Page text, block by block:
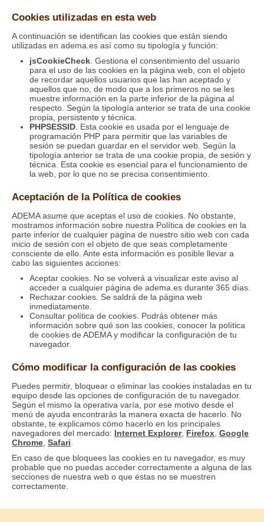
Cookies utilizadas en esta web
A continuación se identifican las cookies que están siendo
utilizadas en adema.es así como su tipología y función:
jsCookieCheck . Gestiona el consentimiento del usuario
para el uso de las cookies en la página web, con el objeto
de recordar aquellos usuarios que las han aceptado y
aquellos que no, de modo que a los primeros no se les
muestre información en la parte inferior de la página al
respecto. Según la tipología anterior se trata de una cookie
propia, persistente y técnica.
PHPSESSID . Esta cookie es usada por el lenguaje de
programación PHP para permitir que las variables de
sesión se puedan guardar en el servidor web. Según la
tipología anterior se trata de una cookie propia, de sesión y
técnica. Esta cookie es esencial para el funcionamiento de
la web, por lo que no se precisa consentimiento.
Aceptación de la Política de cookies
ADEMA asume que aceptas el uso de cookies. No obstante,
mostramos información sobre nuestra Política de cookies en la
parte inferior de cualquier página de nuestro sitio web con cada
inicio de sesión con el objeto de que seas completamente
consciente de ello. Ante esta información es posible llevar a
cabo las siguientes acciones:
Aceptar cookies. No se volverá a visualizar este aviso al
acceder a cualquier página de adema.es durante 365 días.
Rechazar cookies. Se saldrá de la página web
inmediatamente.
Consultar política de cookies. Podrás obtener más
información sobre qué son las cookies, conocer la política
de cookies de ADEMA y modificar la configuración de tu
navegador.
Cómo modificar la configuración de las cookies
Puedes permitir, bloquear o eliminar las cookies instaladas en tu
equipo desde las opciones de configuración de tu navegador.
Según el mismo la operativa varía, por ese motivo desde el
menú de ayuda encontrarás la manera exacta de hacerlo. No
obstante, te explicamos cómo hacerlo en los principales
navegadores del mercado: Internet Explorer, Firefox Google
Chrome Safari
En caso de que bloquees las cookies en tu navegador, es muy
probable que no puedas acceder correctamente a alguna de las
secciones de nuestra web o que éstas no se muestren
correctamente.